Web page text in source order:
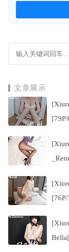
文章展示